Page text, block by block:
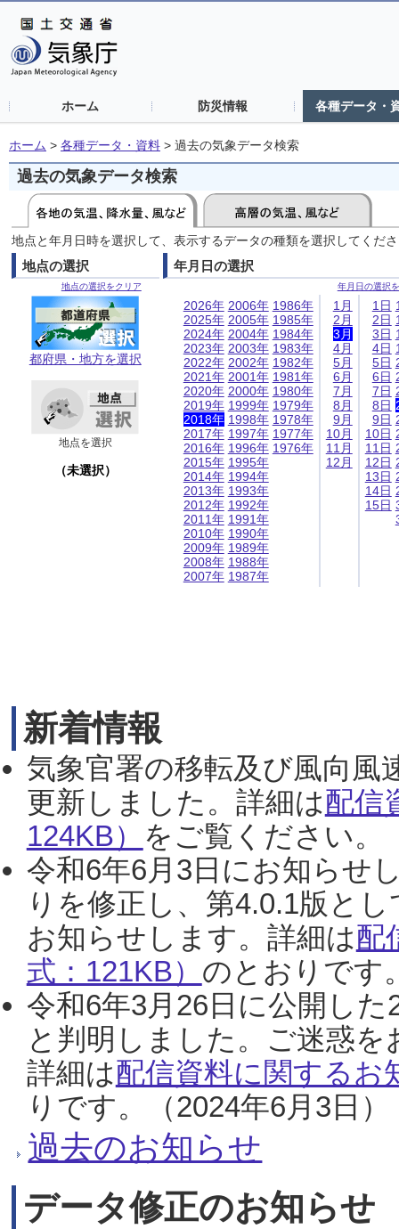
ホーム 防災情報 各種データ・
ホーム > 各種データ・資料 > 過去の気象データ検索
過去の気象データ検索
地点と年月日時を選択して、表示するデータの種類を選択してくだ
地点の選択
地点の選択をクリア
都府県・地方を選択
地点を選択
（未選択）
年月日の選択
年月日の選択
2026年
2025年
2024年
2023年
2022年
2021年
2020年
2019年
2018年
2017年
2016年
2015年
2014年
2013年
2012年
2011年
2010年
2009年
2008年
2007年
2006年
2005年
2004年
2003年
2002年
2001年
2000年
1999年
1998年
1997年
1996年
1995年
1994年
1993年
1992年
1991年
1990年
1989年
1988年
1987年
1986年
1985年
1984年
1983年
1982年
1981年
1980年
1979年
1978年
1977年
1976年
1月
2月
3月
4月
5月
6月
7月
8月
9月
10月
11月
12月
1日
2日
3日
4日
5日
6日
7日
8日
9日
10日
11日
12日
13日
14日
15日
新着情報
気象官署の移転及び風向風
更新しました。詳細は配信
124KB） をご覧ください。
令和6年6月3日にお知らせ
りを修正し、第4.0.1版と
お知らせします。詳細は配
式：121KB） のとおりです
令和6年3月26日に公開し
と判明しました。ご迷惑
詳細は配信資料に関するお
りです。（2024年6月3日）
過去のお知らせ
データ修正のお知らせ